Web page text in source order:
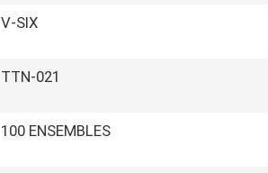
V-SIX
TTN-021
100 ENSEMBLES